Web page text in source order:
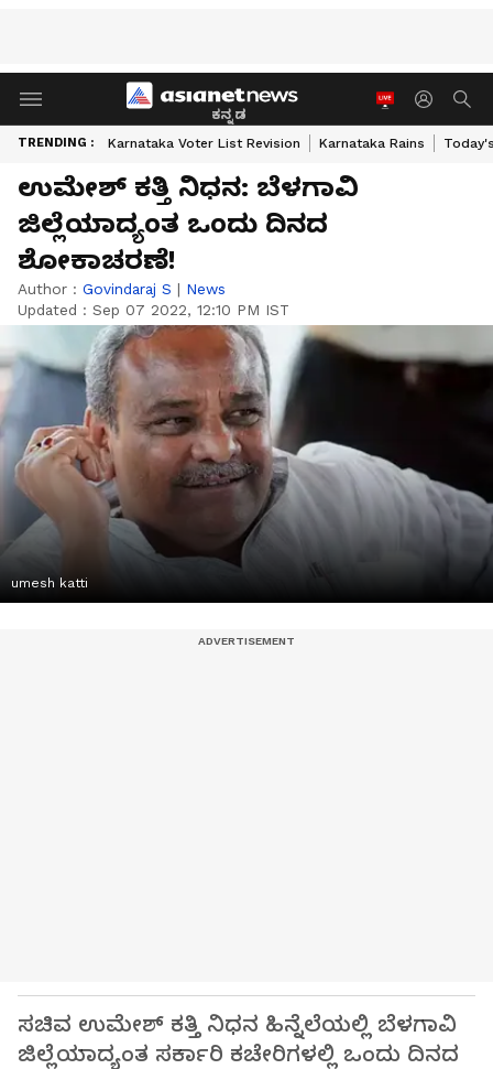
ಕನ್ನಡ
TRENDING : Karnataka Voter List Revision Karnataka Rains
ಉಮೇಶ್ ಕತ್ತಿ ನಿಧನ: ಬೆಳಗಾವಿ
ಜಿಲ್ಲೆಯಾದ್ಯಂತ ಒಂದು ದಿನದ
ಶೋಕಾಚರಣೆ!
Author : Govindaraj S | News
Updated : Sep 07 2022, 12:10 PM IST
umesh katti
ಸಚಿವ ಉಮೇಶ್​ ಕತ್ತಿ ನಿಧನ ಹಿನ್ನೆಲೆಯಲ್ಲಿ ಬೆಳಗಾವಿ
ಜಿಲ್ಲೆಯಾದ್ಯಂತ ಸರ್ಕಾರಿ ಕಚೇರಿಗಳಲ್ಲಿ ಒಂದು ದಿನದ